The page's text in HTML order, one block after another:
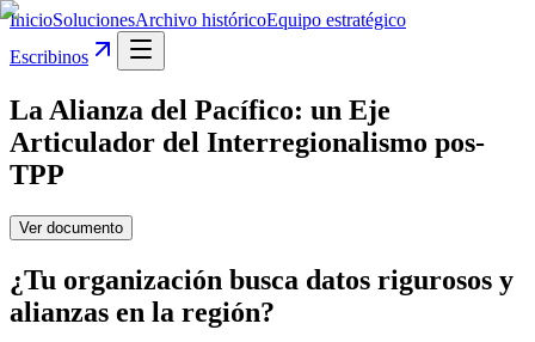
InicioSolucionesArchivo históricoEquipo estratégico
Escribinos
La Alianza del Pacífico: un Eje
Articulador del Interregionalismo pos-
TPP
Ver documento
¿Tu organización busca datos rigurosos y
alianzas en la región?